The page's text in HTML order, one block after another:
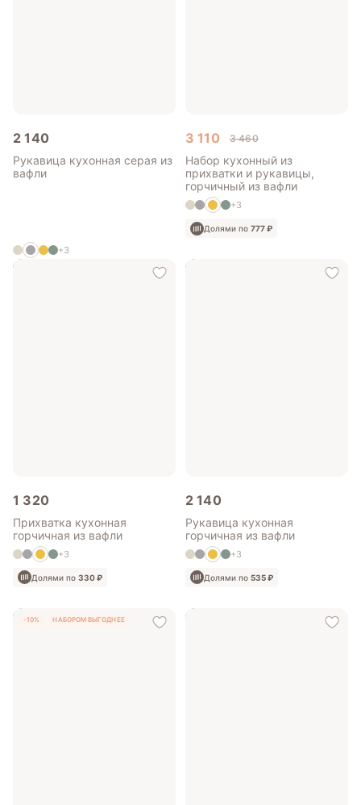
2 140
Рукавица кухонная серая из
вафли
+3
3 110 3 460
Набор кухонный из
прихватки и рукавицы,
горчичный из вафли
+3
Долями по 777 ₽
1 320
Прихватка кухонная
горчичная из вафли
+3
Долями по330 ₽
2 140
Рукавица кухонная
горчичная из вафли
+3
Долями по 535 ₽
-10% НАБОРОМ ВЫГОДНЕЕ